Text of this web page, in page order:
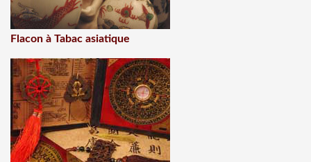
Flacon à Tabac asiatique